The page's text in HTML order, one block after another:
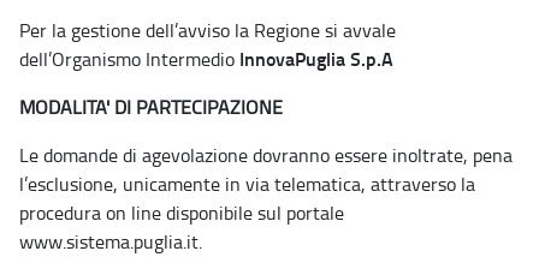
Per la gestione dell’avviso la Regione si avvale
dell’Organismo Intermedio InnovaPuglia S.p.A
MODALITA' DI PARTECIPAZIONE
Le domande di agevolazione dovranno essere inoltrate, pena
l’esclusione, unicamente in via telematica, attraverso la
procedura on line disponibile sul portale
www.sistema.puglia.it.